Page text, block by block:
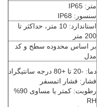
متر: IP65
سنسور: IP68
استاندارد: 10 متر، حداکثر تا
200 متر
بر اساس محدوده سطح و کد
مدل
دما: -20 تا +80 درجه سانتیگراد
فشار: فشار اتمسفر
رطوبت: کمتر یا مساوی 90%
RH